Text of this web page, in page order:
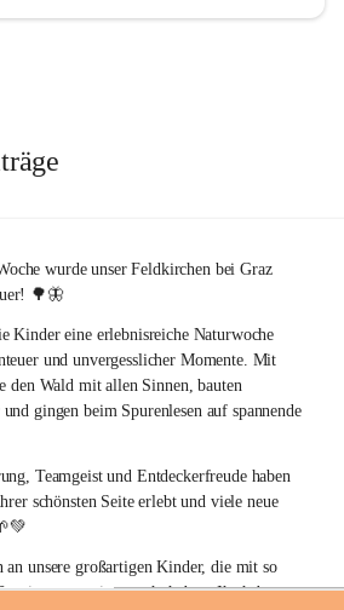
wurde unser Feldkirchen bei Graz
🌳🦋
Kinder eine erlebnisreiche Naturwoche
und unvergesslicher Momente. Mit
den Wald mit allen Sinnen, bauten
gingen beim Spurenlesen auf spannende
Teamgeist und Entdeckerfreude haben
schönsten Seite erlebt und viele neue
an unsere großartigen Kinder, die mit so
mitgemacht haben. Ihr habt